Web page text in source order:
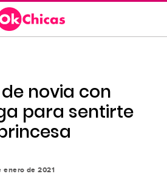
novia con
para sentirte
enero de 2021